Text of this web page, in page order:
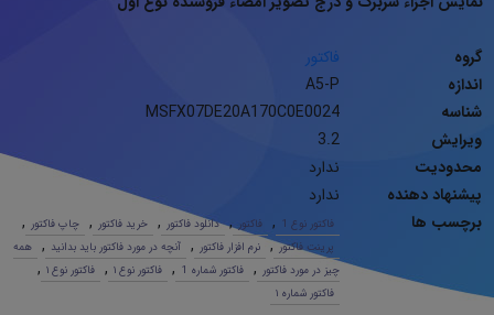
گروه
فاکتور
اندازه
A5-P
شناسه
MSFX07DE20A170C0E0024
ویرایش
3.2
محدودیت
ندارد
پیشنهاد دهنده
ندارد
برچسب ها
فاکتور نوع 1 , فاکتور , دانلود فاکتور , خرید فاکتور , چاپ فاکتور ,
پرینت فاکتور , نرم افزار فاکتور , آنچه در مورد فاکتور باید بدانید ,
همه
چیز در مورد فاکتور , فاکتور شماره 1 , فاکتور نوع ١ , فاکتور نوع ١ ,
فاکتور شماره ١